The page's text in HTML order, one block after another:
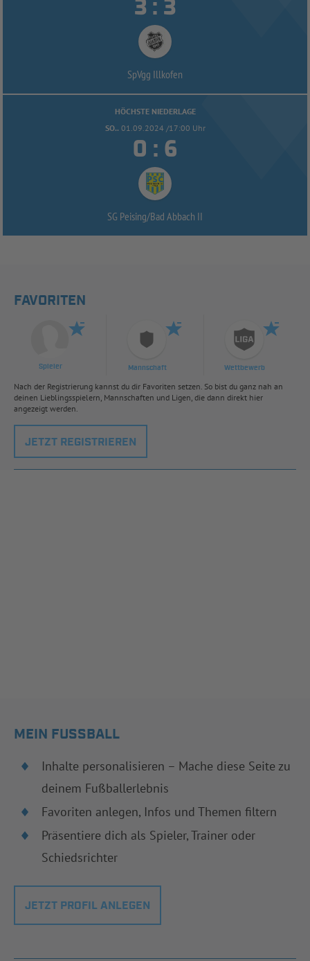
 : 
SpVgg Illkofen
HÖCHSTE NIEDERLAGE
SO.. 01.09.2024 /17:00 Uhr
 : 
SG Peising/Bad Abbach II
FAVORITEN
Spieler Mannschaft Wettbewerb
Nach der Registrierung kannst du dir Favoriten setzen. So bist du ganz nah an
deinen Lieblingsspielern, Mannschaften und Ligen, die dann direkt hier
angezeigt werden.
JETZT REGISTRIEREN
MEIN FUSSBALL
Inhalte personalisieren – Mache diese Seite zu
deinem Fußballerlebnis
Favoriten anlegen, Infos und Themen filtern
Präsentiere dich als Spieler, Trainer oder
Schiedsrichter
JETZT PROFIL ANLEGEN